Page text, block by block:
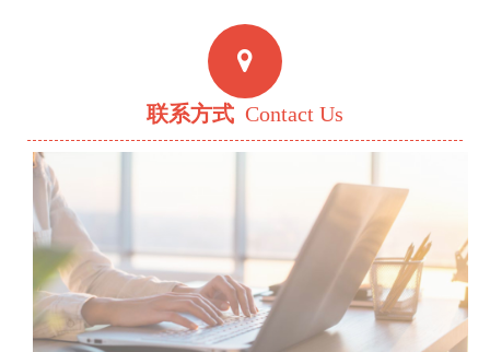
联系方式 Contact Us